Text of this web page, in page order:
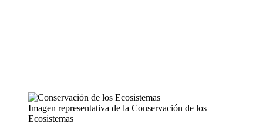
Imagen representativa de la Conservación de los
Ecosistemas